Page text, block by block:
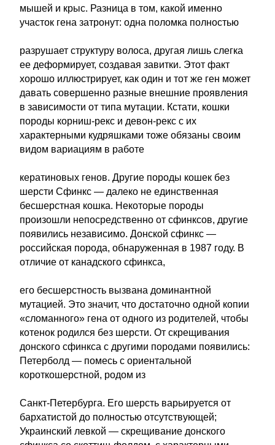
мышей и крыс. Разница в том, какой именно
участок гена затронут: одна поломка полностью
разрушает структуру волоса, другая лишь слегка
ее деформирует, создавая завитки. Этот факт
хорошо иллюстрирует, как один и тот же ген может
давать совершенно разные внешние проявления
в зависимости от типа мутации. Кстати, кошки
породы корниш-рекс и девон-рекс с их
характерными кудряшками тоже обязаны своим
видом вариациям в работе
кератиновых генов. Другие породы кошек без
шерсти Сфинкс — далеко не единственная
бесшерстная кошка. Некоторые породы
произошли непосредственно от сфинксов, другие
появились независимо. Донской сфинкс —
российская порода, обнаруженная в 1987 году. В
отличие от канадского сфинкса,
его бесшерстность вызвана доминантной
мутацией. Это значит, что достаточно одной копии
«сломанного» гена от одного из родителей, чтобы
котенок родился без шерсти. От скрещивания
донского сфинкса с другими породами появились:
Петерболд — помесь с ориентальной
короткошерстной, родом из
Санкт-Петербурга. Его шерсть варьируется от
бархатистой до полностью отсутствующей;
Украинский левкой — скрещивание донского